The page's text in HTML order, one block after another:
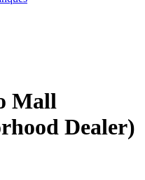
Mall
Dealer)